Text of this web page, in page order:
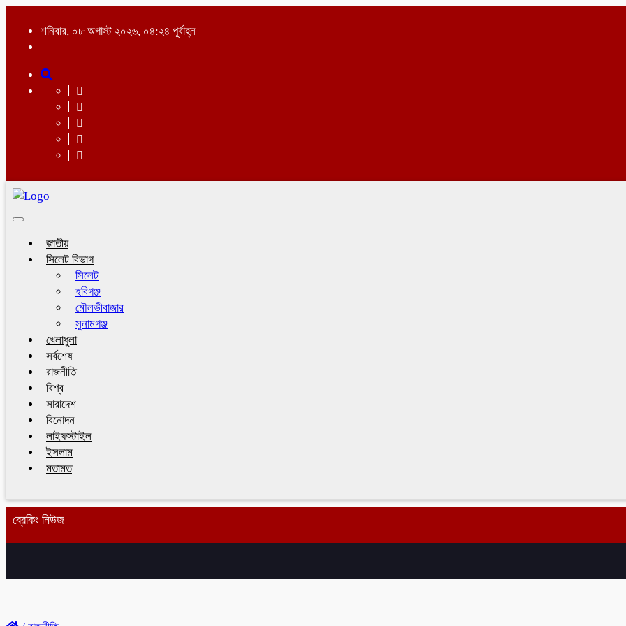
শনিবার, ০৮ অগাস্ট ২০২৬, ০৪:২৪ পূর্বাহ্ন
Toggle
জাতীয়
সিলেট বিভাগ
সিলেট
হবিগঞ্জ
মৌলভীবাজার
সুনামগঞ্জ
খেলাধুলা
সর্বশেষ
রাজনীতি
বিশ্ব
সারাদেশ
বিনোদন
লাইফস্টাইল
ইসলাম
মতামত
ব্রেকিং নিউজ